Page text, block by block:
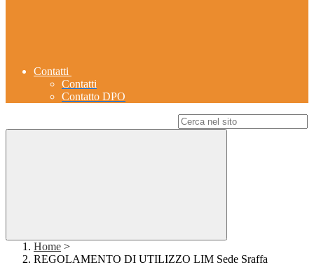
Contatti
Contatti
Contatto DPO
Home >
REGOLAMENTO DI UTILIZZO LIM Sede Sraffa